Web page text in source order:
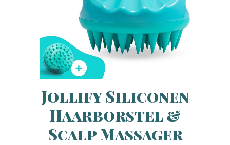
Jollify Siliconen
Haarborstel &
Scalp Massager